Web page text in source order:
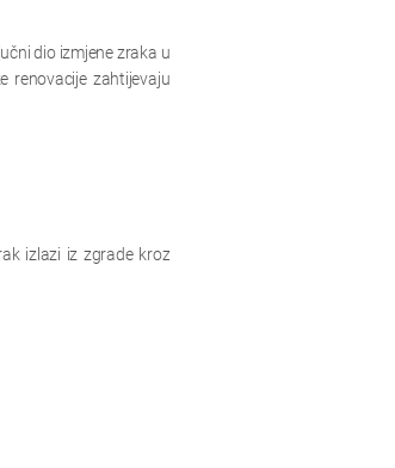
dio izmjene zraka u
renovacije zahtijevaju
izlazi iz zgrade kroz